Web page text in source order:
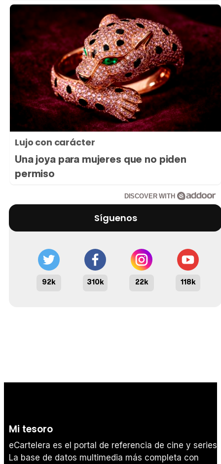
Lujo con carácter
Una joya para mujeres que no piden
permiso
DISCOVER WITH
Síguenos
92k 310k 22k 118k
Mi tesoro
eCartelera es el portal de referencia de cine y series.
La base de datos multimedia más completa con